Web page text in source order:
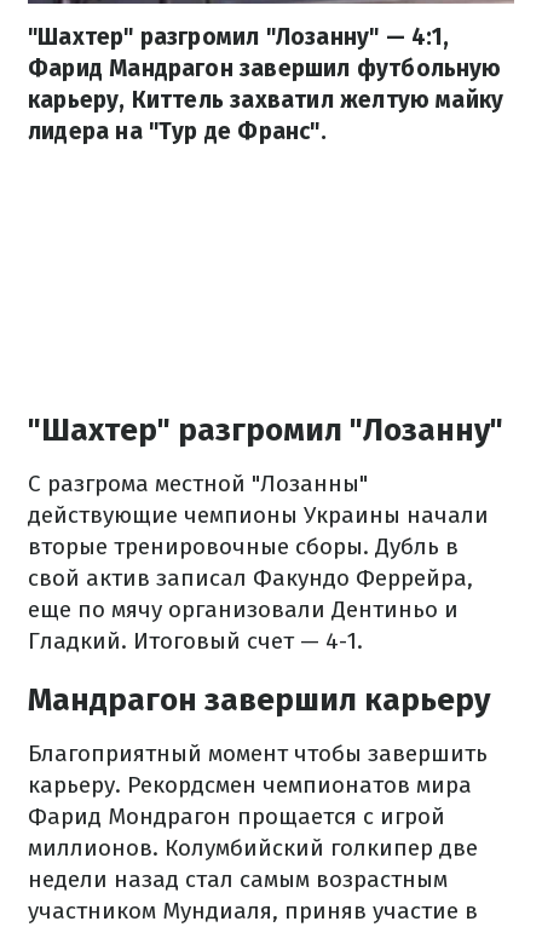
"Шахтер" разгромил "Лозанну" — 4:1,
Фарид Мандрагон завершил футбольную
карьеру, Киттель захватил желтую майку
лидера на "Тур де Франс".
"Шахтер" разгромил "Лозанну"
С разгрома местной "Лозанны"
действующие чемпионы Украины начали
вторые тренировочные сборы. Дубль в
свой актив записал Факундо Феррейра,
еще по мячу организовали Дентиньо и
Гладкий. Итоговый счет — 4-1.
Мандрагон завершил карьеру
Благоприятный момент чтобы завершить
карьеру. Рекордсмен чемпионатов мира
Фарид Мондрагон прощается с игрой
миллионов. Колумбийский голкипер две
недели назад стал самым возрастным
участником Мундиаля, приняв участие в